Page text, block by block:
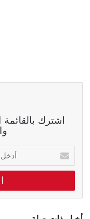
اشترك بالقائمة
أدخل
بريدك
الالكتروني